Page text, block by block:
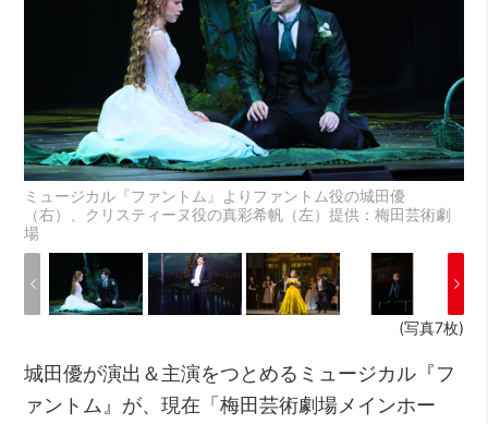
ミュージカル『ファントム』よりファントム役の城田優
（右）、クリスティーヌ役の真彩希帆（左）提供：梅田芸術劇
場
(写真7枚)
城田優が演出＆主演をつとめるミュージカル『フ
ァントム』が、現在「梅田芸術劇場メインホー